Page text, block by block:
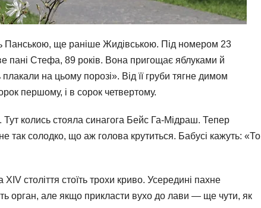
Панською, ще раніше Жидівською. Під номером 23
пані Стефа, 89 років. Вона пригощає яблуками й
на цьому порозі». Від її груби тягне димом
першому, і в сорок четвертому.
колись стояла синагога Бейс Га-Мідраш. Тепер
так солодко, що аж голова крутиться. Бабусі кажуть: «То
століття стоїть трохи криво. Усередині пахне
орган, але якщо прикласти вухо до лави — ще чути, як